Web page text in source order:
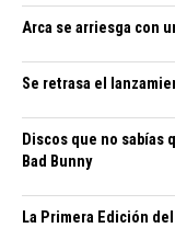
Arca se arriesga con
Se retrasa el
Discos que no sabías
Bad Bunny
La Primera Edición